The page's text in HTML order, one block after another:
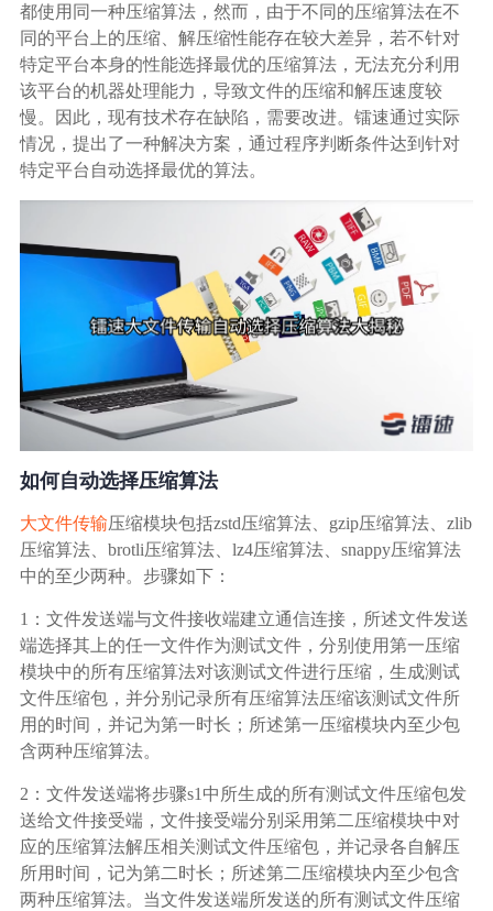
内外网文件交换
数据迁移
数据协作
行业应用解决方案
广告媒体
金融行业
基因行业
汽车行业
生产制造业
IT互联网行业
影视制作业
关于镭速
帮助中心
都使用同一种压缩算法，然而，由于不同的压缩算法在不
同的平台上的压缩、解压缩性能存在较大差异，若不针对
特定平台本身的性能选择最优的压缩算法，无法充分利用
该平台的机器处理能力，导致文件的压缩和解压速度较
慢。因此，现有技术存在缺陷，需要改进。镭速通过实际
情况，提出了一种解决方案，通过程序判断条件达到针对
特定平台自动选择最优的算法。
如何自动选择压缩算法
大文件传输压缩模块包括zstd压缩算法、gzip压缩算法、zlib
压缩算法、brotli压缩算法、lz4压缩算法、snappy压缩算法
中的至少两种。步骤如下：
1：文件发送端与文件接收端建立通信连接，所述文件发送
端选择其上的任一文件作为测试文件，分别使用第一压缩
模块中的所有压缩算法对该测试文件进行压缩，生成测试
文件压缩包，并分别记录所有压缩算法压缩该测试文件所
用的时间，并记为第一时长；所述第一压缩模块内至少包
含两种压缩算法。
2：文件发送端将步骤s1中所生成的所有测试文件压缩包发
送给文件接受端，文件接受端分别采用第二压缩模块中对
应的压缩算法解压相关测试文件压缩包，并记录各自解压
所用时间，记为第二时长；所述第二压缩模块内至少包含
两种压缩算法。当文件发送端所发送的所有测试文件压缩